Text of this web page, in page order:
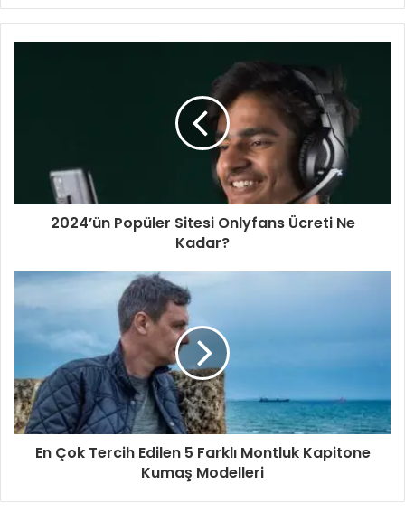
t
2024’ün Popüler Sitesi Onlyfans Ücreti Ne
Kadar?
En Çok Tercih Edilen 5 Farklı Montluk Kapitone
Kumaş Modelleri